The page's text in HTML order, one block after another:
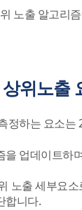
노출 알고리
위노출
정하는 요소는
을 업데이트하
노출 세부요
합니다.